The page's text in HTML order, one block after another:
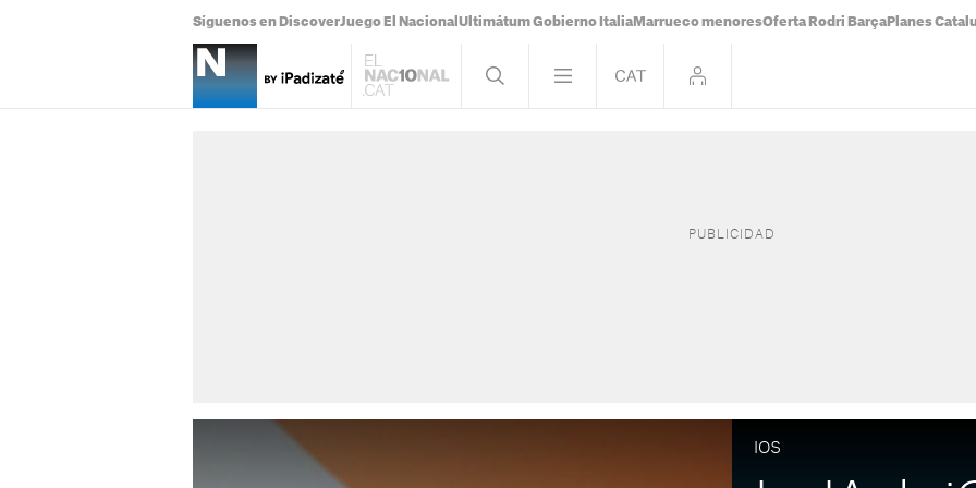
Síguenos en DiscoverJuego El Nacional Ultimátum Gobierno Italia Marrueco menoresOferta Rodri Barça Planes
IOS